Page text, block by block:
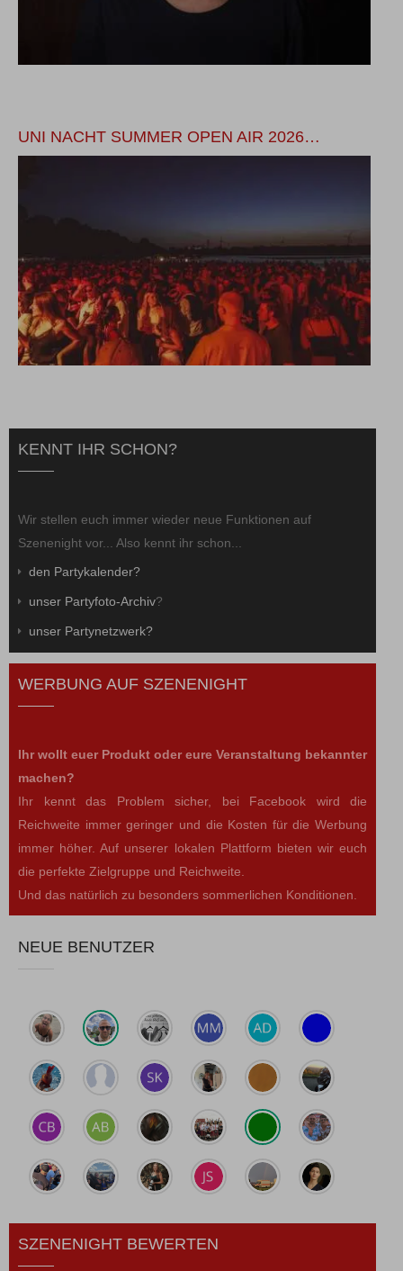
UNI NACHT SUMMER OPEN AIR 2026…
KENNT IHR SCHON?
Wir stellen euch immer wieder neue Funktionen auf
Szenenight vor... Also kennt ihr schon...
den Partykalender?
unser Partyfoto-Archiv?
unser Partynetzwerk?
WERBUNG AUF SZENENIGHT
Ihr wollt euer Produkt oder eure Veranstaltung bekannter
machen?
Ihr kennt das Problem sicher, bei Facebook wird die
Reichweite immer geringer und die Kosten für die Werbung
immer höher. Auf unserer lokalen Plattform bieten wir euch
die perfekte Zielgruppe und Reichweite.
Und das natürlich zu besonders sommerlichen Konditionen.
NEUE BENUTZER
SZENENIGHT BEWERTEN